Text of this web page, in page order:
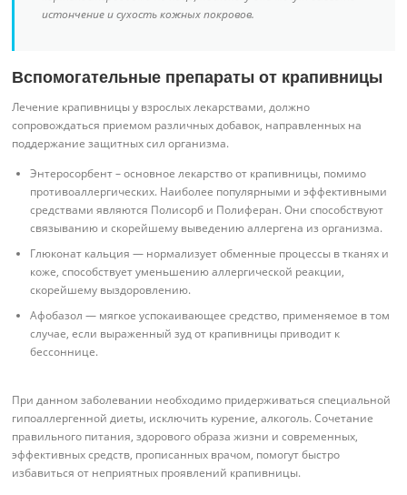
истончение и сухость кожных покровов.
Вспомогательные препараты от крапивницы
Лечение крапивницы у взрослых лекарствами, должно
сопровождаться приемом различных добавок, направленных на
поддержание защитных сил организма.
Энтеросорбент – основное лекарство от крапивницы, помимо
противоаллергических. Наиболее популярными и эффективными
средствами являются Полисорб и Полиферан. Они способствуют
связыванию и скорейшему выведению аллергена из организма.
Глюконат кальция — нормализует обменные процессы в тканях и
коже, способствует уменьшению аллергической реакции,
скорейшему выздоровлению.
Афобазол — мягкое успокаивающее средство, применяемое в том
случае, если выраженный зуд от крапивницы приводит к
бессоннице.
При данном заболевании необходимо придерживаться специальной
гипоаллергенной диеты, исключить курение, алкоголь. Сочетание
правильного питания, здорового образа жизни и современных,
эффективных средств, прописанных врачом, помогут быстро
избавиться от неприятных проявлений крапивницы.